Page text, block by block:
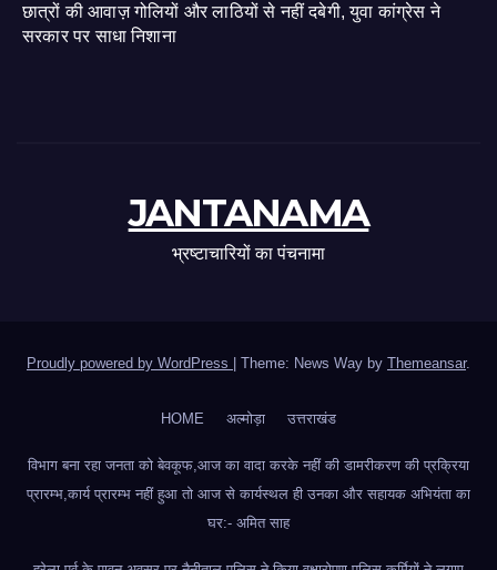
छात्रों की आवाज़ गोलियों और लाठियों से नहीं दबेगी, युवा कांग्रेस ने
सरकार पर साधा निशाना
JANTANAMA
भ्रष्टाचारियों का पंचनामा
Proudly powered by WordPress Theme: News Way by Themeansar.
HOME अल्मोड़ा उत्तराखंड
विभाग बना रहा जनता को बेवकूफ,आज का वादा करके नहीं की डामरीकरण की प्रक्रिया
प्रारम्भ,कार्य प्रारम्भ नहीं हुआ तो आज से कार्यस्थल ही उनका और सहायक अभियंता का
घर:- अमित साह